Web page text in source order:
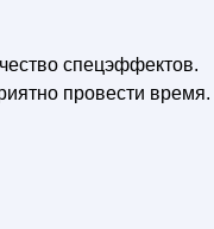
спецэффектов.
провести время.